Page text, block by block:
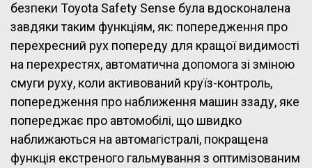
безпеки Toyota Safety Sense була вдосконалена
завдяки таким функціям, як: попередження про
перехресний рух попереду для кращої видимості
на перехрестях, автоматична допомога зі зміною
смуги руху, коли активований круїз-контроль,
попередження про наближення машин ззаду, яке
попереджає про автомобілі, що швидко
наближаються на автомагістралі, покращена
функція екстреного гальмування з оптимізованим